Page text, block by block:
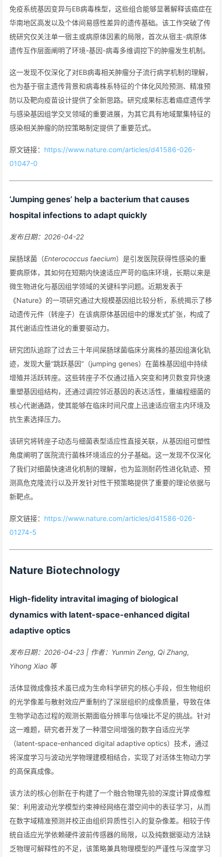
免疫系统基因变异与EB病毒株型，这些组合能够显著解释该癌症在
华南地区高发以及个体间易感性差异的遗传基础。该工作突破了传
统研究仅关注单一宿主或病原体因素的局限，首次从宿主-病原体
遗传互作层面阐明了环境-基因-病毒多维调控下的肿瘤发生机制。
这一发现不仅深化了对EB病毒相关肿瘤分子流行病学机制的理解，
也为基于宿主遗传背景和病毒株系特征的个体化风险预测、精准预
防以及靶向疫苗设计提供了全新思路。研究成果标志着癌症遗传学
与感染基因组学交叉领域的重要进展，为其它具有地域聚集特征的
感染相关肿瘤的防控策略制定提供了重要范式。
原文链接： https://www.nature.com/articles/d41586-026-
01047-0
‘Jumping genes’ help a bacterium that causes
hospital infections to adapt quickly
发布日期：2026-04-22
屎肠球菌（Enterococcus faecium）是引发医院获得性感染的重
要病原体，其如何在短期内快速适应严苛的临床环境，长期以来是
微生物进化与基因组学领域的关键科学问题。近期发表于
《Nature》的一项研究通过大规模基因组比较分析，系统揭示了移
动遗传元件（转座子）在该病原体基因组中的爆发式扩张，构成了
其代谢适应性进化的重要驱动力。
研究团队追踪了过去三十年间屎肠球菌临床分离株的基因组演化轨
迹，发现大量“跳跃基因”（jumping genes）在菌株基因组中持续
增殖并活跃转座。这些转座子不仅通过插入突变和拷贝数变异快速
重塑基因组结构，还通过调控邻近基因的表达活性，重编程细菌的
核心代谢通路，使其能够在临床时间尺度上迅速适应宿主内环境及
抗生素选择压力。
该研究将转座子动态与细菌表型适应性直接关联，从基因组可塑性
角度阐明了医院流行菌株环境适应的分子基础。这一发现不仅深化
了我们对细菌快速进化机制的理解，也为监测耐药性进化轨迹、预
测高危克隆流行以及开发针对性干预策略提供了重要的理论依据与
新靶点。
原文链接： https://www.nature.com/articles/d41586-026-
01274-5
Nature Biotechnology
High-fidelity intravital imaging of biological
dynamics with latent-space-enhanced digital
adaptive optics
发布日期：2026-04-23 | 作者：Yunmin Zeng, Qi Zhang,
Yihong Xiao 等
活体显微成像技术虽已成为生命科学研究的核心手段，但生物组织
的光学像差与散射效应严重制约了深层组织的成像质量，导致在体
生物学动态过程的观测长期面临分辨率与信噪比不足的挑战。针对
这一难题，研究者开发了一种潜空间增强的数字自适应光学
（latent-space-enhanced digital adaptive optics）技术，通过
将深度学习与波动光学物理建模相结合，实现了对活体生物动力学
的高保真成像。
该方法的核心创新在于构建了一个融合物理先验的深度计算成像框
架：利用波动光学模型约束神经网络在潜空间中的表征学习，从而
在数字域精准预测并校正由组织异质性引入的复杂像差。相较于传
统自适应光学依赖硬件波前传感器的局限，以及纯数据驱动方法缺
乏物理可解释性的不足，该策略兼具物理模型的严谨性与深度学习